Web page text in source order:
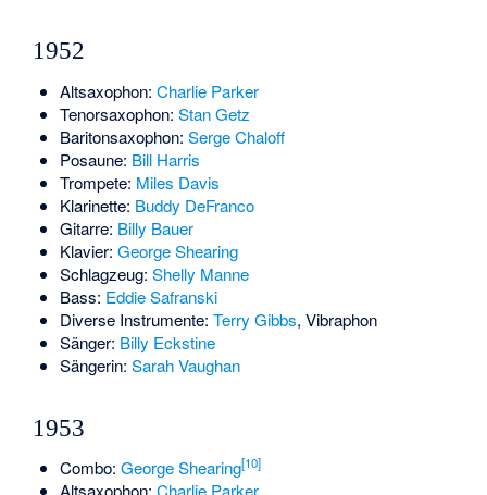
1952
Altsaxophon: Charlie Parker
Tenorsaxophon: Stan Getz
Baritonsaxophon: Serge Chaloff
Posaune: Bill Harris
Trompete: Miles Davis
Klarinette: Buddy DeFranco
Gitarre: Billy Bauer
Klavier: George Shearing
Schlagzeug: Shelly Manne
Bass: Eddie Safranski
Diverse Instrumente: Terry Gibbs, Vibraphon
Sänger: Billy Eckstine
Sängerin: Sarah Vaughan
1953
Combo: George Shearing[10]
Altsaxophon: Charlie Parker